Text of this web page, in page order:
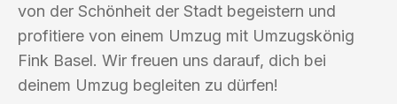
von der Schönheit der Stadt begeistern und
profitiere von einem Umzug mit Umzugskönig
Fink Basel. Wir freuen uns darauf, dich bei
deinem Umzug begleiten zu dürfen!